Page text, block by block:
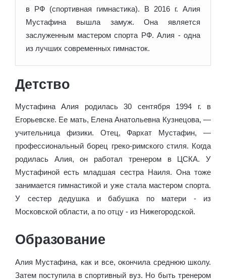
в РФ (спортивная гимнастика). В 2016 г. Алия
Мустафина вышла замуж. Она является
заслуженным мастером спорта РФ. Алия - одна
из лучших современных гимнасток.
Детство
Мустафина Алия родилась 30 сентября 1994 г. в
Егорьевске. Ее мать, Елена Анатольевна Кузнецова, —
учительница физики. Отец, Фархат Мустафин, —
профессиональный борец греко-римского стиля. Когда
родилась Алия, он работал тренером в ЦСКА. У
Мустафиной есть младшая сестра Наиля. Она тоже
занимается гимнастикой и уже стала мастером спорта.
У сестер дедушка и бабушка по матери - из
Московской области, а по отцу - из Нижегородской.
Образование
Алия Мустафина, как и все, окончила среднюю школу.
Затем поступила в спортивный вуз. Но быть тренером